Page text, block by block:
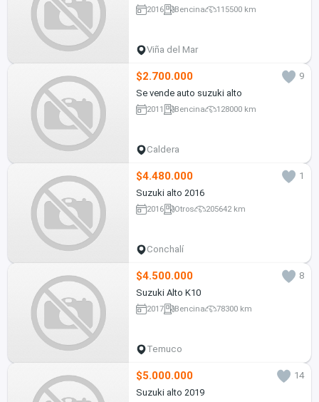
2016 Bencina 115500 km
Viña del Mar
$2.700.000
9
Se vende auto suzuki alto
2011 Bencina 128000 km
Caldera
$4.480.000
1
Suzuki alto 2016
2016 Otros 205642 km
Conchalí
$4.500.000
8
Suzuki Alto K10
2017 Bencina 78300 km
Temuco
$5.000.000
14
Suzuki alto 2019